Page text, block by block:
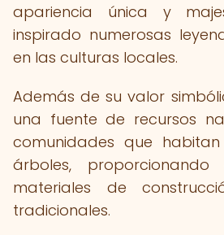
apariencia única y
inspirado numerosas
en las culturas locales.
Además de su valor
una fuente de recursos
comunidades que
árboles, proporcionando
materiales de
tradicionales.